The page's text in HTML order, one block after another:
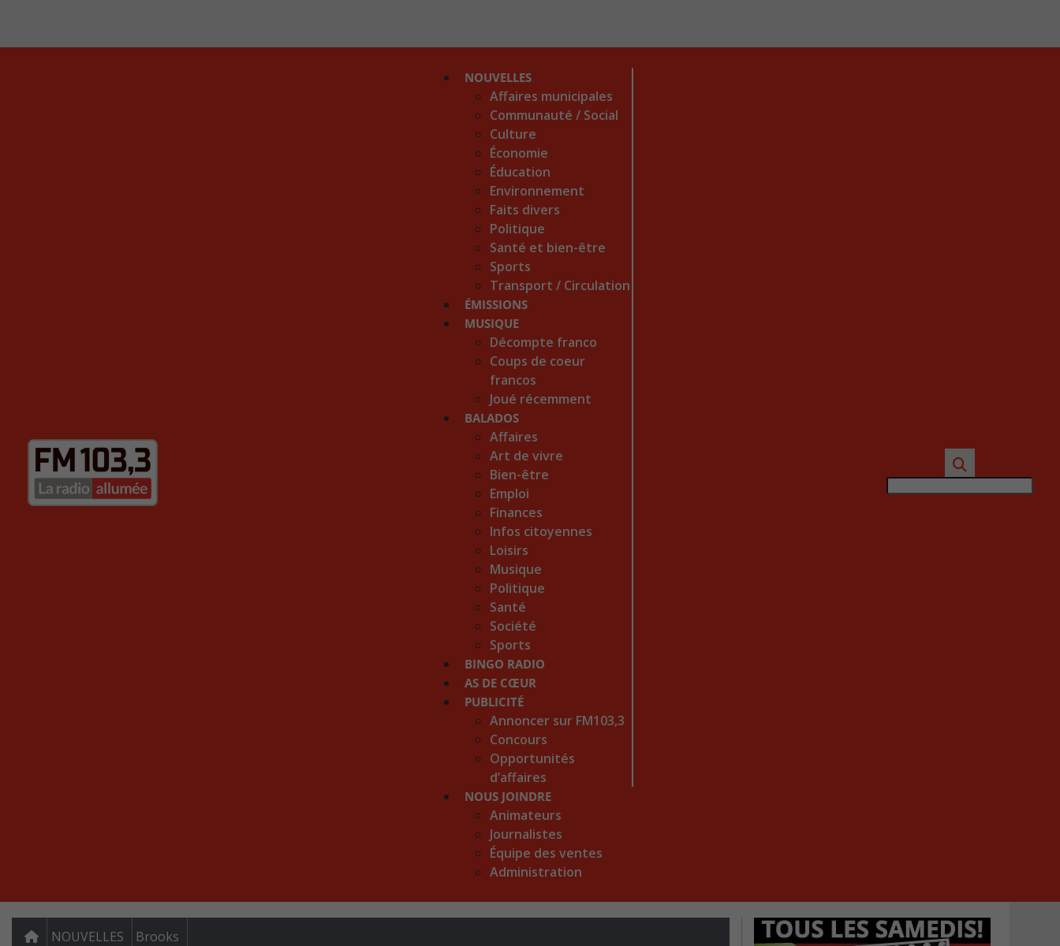
NOUVELLES
Affaires municipales
Communauté / Social
Culture
Économie
Éducation
Environnement
Faits divers
Politique
Santé et bien-être
Sports
Transport / Circulation
ÉMISSIONS
MUSIQUE
Décompte franco
Coups de coeur
francos
Joué récemment
BALADOS
Affaires
Art de vivre
Bien-être
Emploi
Finances
Infos citoyennes
Loisirs
Musique
Politique
Santé
Société
Sports
BINGO RADIO
AS DE CŒUR
PUBLICITÉ
Annoncer sur FM103,3
Concours
Opportunités
d’affaires
NOUS JOINDRE
Animateurs
Journalistes
Équipe des ventes
Administration
NOUVELLES Brooks